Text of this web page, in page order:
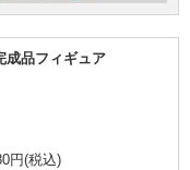
成品フィギュア
円(税込)